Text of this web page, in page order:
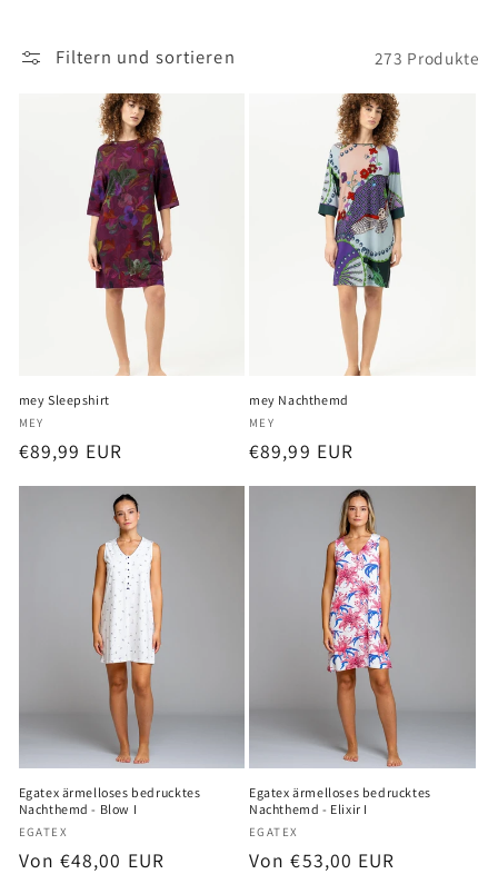
i
Filtern und sortieren 273 Produkte
mey Sleepshirt
Anbieter:
MEY
Normaler
€89,99 EUR
mey Nachthemd
Anbieter:
MEY
Normaler
€89,99 EUR
Egatex ärmelloses bedrucktes
Nachthemd - Blow I
Anbieter:
EGATEX
Normaler
Von €48,00 EUR
Egatex ärmelloses bedrucktes
Nachthemd - Elixir I
Anbieter:
EGATEX
Normaler
Von €53,00 EUR